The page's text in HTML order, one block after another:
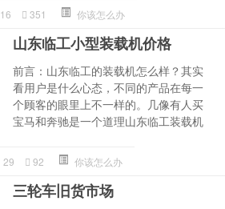
16 351 你该怎么办
山东临工小型装载机价格
前言：山东临工的装载机怎么样？其实
看用户是什么心态，不同的产品在每一
个顾客的眼里上不一样的。几像有人买
宝马和奔驰是一个道理山东临工装载机
29 92 你该怎么办
三轮车旧货市场